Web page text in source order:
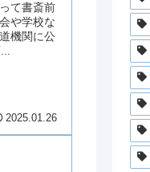
て書斎前
や学校な
機関に公
2025.01.26